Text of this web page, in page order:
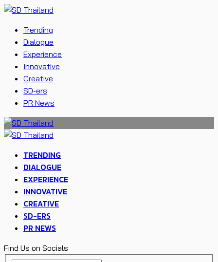
Trending
Dialogue
Experience
Innovative
Creative
SD-ers
PR News
TRENDING
DIALOGUE
EXPERIENCE
INNOVATIVE
CREATIVE
SD-ERS
PR NEWS
Find Us on Socials